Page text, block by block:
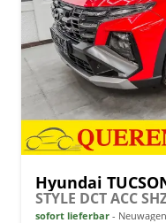
Hyundai
STYLE DCT ACC
sofort lieferbar